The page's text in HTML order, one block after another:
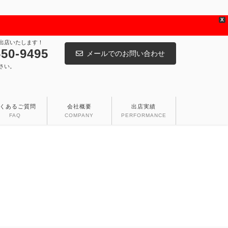
X
店いたします！
9495
い。
メールでのお問い合わせ
あるご質問
FAQ
会社概要
COMPANY
出店実績
PERFORMANCE